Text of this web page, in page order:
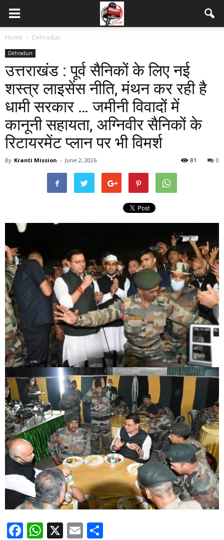
Home Dehradun
Dehradun
उत्तराखंड : पूर्व सैनिकों के लिए नई
शस्त्र लाइसेंस नीति, मंथन कर रही है
धामी सरकार … जमीनी विवादों में
कानूनी सहायता, अग्निवीर सैनिकों के
रिटायरमेंट प्लान पर भी विमर्श
By Kranti Mission - June 2, 2026 0
81
Facebook
WhatsApp
X Email